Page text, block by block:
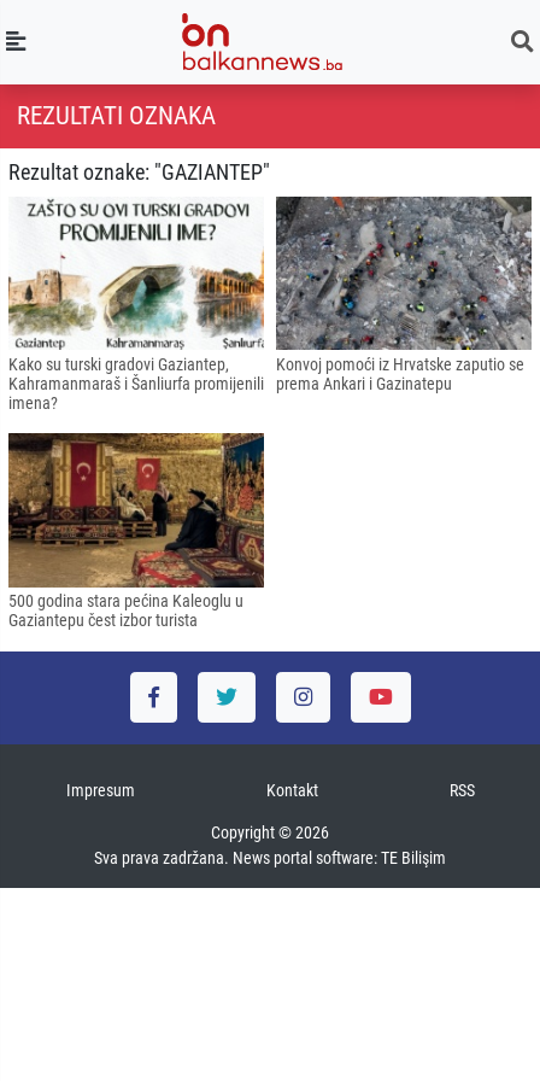
REZULTATI OZNAKA
Rezultat oznake: "GAZIANTEP"
Kako su turski gradovi Gaziantep,
Kahramanmaraš i Šanliurfa promijenili
imena?
Konvoj pomoći iz Hrvatske zaputio se
prema Ankari i Gazinatepu
500 godina stara pećina Kaleoglu u
Gaziantepu čest izbor turista
Impresum Kontakt RSS
Copyright © 2026
Sva prava zadržana. News portal software:TE Bilişim